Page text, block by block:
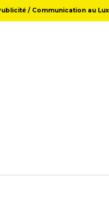
/ Communication au